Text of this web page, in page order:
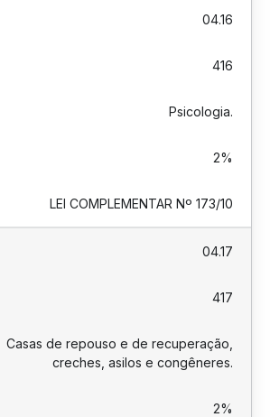
04.16
416
Psicologia.
2%
LEI COMPLEMENTAR Nº 173/10
04.17
417
Casas de repouso e de recuperação,
creches, asilos e congêneres.
2%